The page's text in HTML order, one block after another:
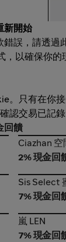
新開始
誤，請透過
，以確保你的
。只有在你
認交易已記錄
回饋
Ciazhan 空
Ciazhan 空
2% 現金回
Sis Select
Sis Select
7% 現金回
嵐 LEN
嵐 LEN
7% 現金回